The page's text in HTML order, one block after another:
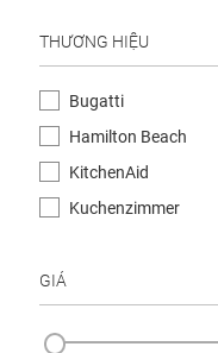
THƯƠNG HIỆU
Bugatti
Hamilton Beach
KitchenAid
Kuchenzimmer
GIÁ